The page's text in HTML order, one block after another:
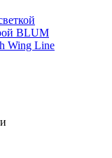
BLUM
Wing Line